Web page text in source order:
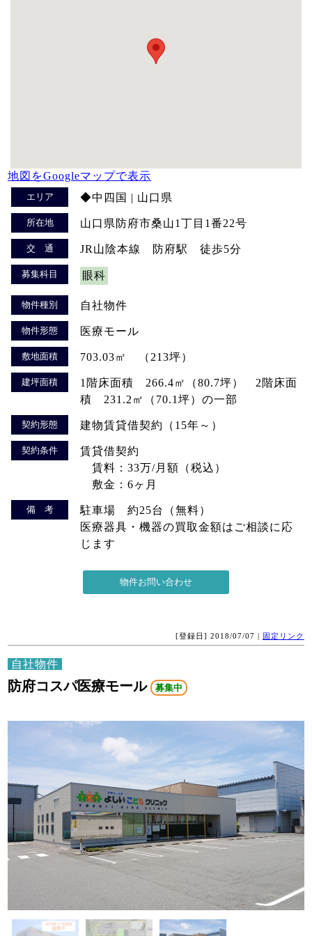
地図をGoogleマップで表示
エリア ◆中四国 | 山口県
所在地 山口県防府市桑山1丁目1番22号
交 通 JR山陰本線 防府駅 徒歩5分
募集科目 眼科
物件種別 自社物件
物件形態 医療モール
敷地面積 703.03㎡ （213坪）
建坪面積
1階床面積 266.4㎡（80.7坪） 2階床面
積 231.2㎡（70.1坪）の一部
契約形態 建物賃貸借契約（15年～）
契約条件
賃貸借契約
賃料：33万/月額（税込）
敷金：6ヶ月
備 考
駐車場 約25台（無料）
医療器具・機器の買取金額はご相談に応
じます
[登録日] 2018/07/07 | 固定リンク
自社物件
防府コスパ医療モール 募集中